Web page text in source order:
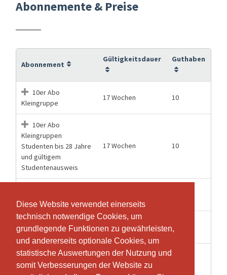
Diese Website verwendet einerseits
technisch notwendige Cookies, um
grundlegende Funktionen zu gewährleisten,
und andererseits optionale Cookies, um
statistische Auswertungen der Nutzung und
somit Verbesserungen der Website zu
Diese Website verwendet einerseits
technisch notwendige Cookies, um
grundlegende Funktionen zu gewährleisten,
und andererseits optionale Cookies, um
statistische Auswertungen der Nutzung und
somit Verbesserungen der Website zu
Abonnemente & Preise
Abonnement
Gültigkeitsdauer Guthaben
10er Abo
Kleingruppe
17 Wochen 10
10er Abo
Kleingruppen
Studenten bis 28 Jahre
und gültigem
Studentenausweis
17 Wochen 10
Kleingruppe
40er Abo
Kleingruppe
56 Wochen
Einzellektion
Gruppentraining